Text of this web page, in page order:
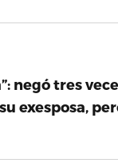
negó tres
exesposa,